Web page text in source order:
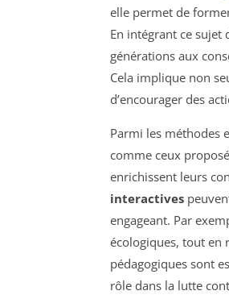
elle permet de
En intégrant ce sujet
générations aux
Cela implique non
d’encourager des
Parmi les méthodes
comme ceux
enrichissent leurs
interactives
engageant. Par
écologiques, tout en
pédagogiques sont
rôle dans la lutte